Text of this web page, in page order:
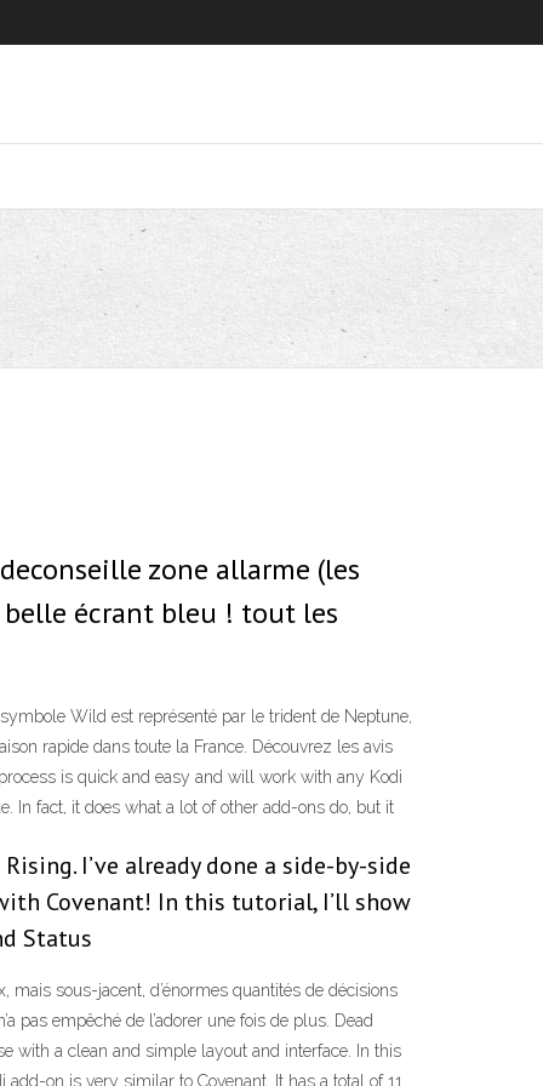
zone allarme (les
écrant bleu ! tout les
Wild est représenté par le trident de Neptune,
rapide dans toute la France. Découvrez les avis
is quick and easy and will work with any Kodi
In fact, it does what a lot of other add-ons do, but it
I’ve already done a side-by-side
Covenant! In this tutorial, I’ll show
Status
mais sous-jacent, d’énormes quantités de décisions
pas empêché de l’adorer une fois de plus. Dead
with a clean and simple layout and interface. In this
on is very similar to Covenant. It has a total of 11